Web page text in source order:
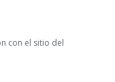
con el sitio del